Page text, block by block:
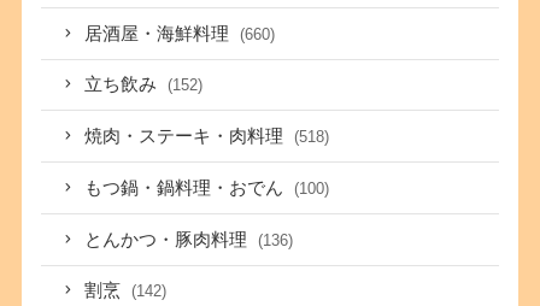
居酒屋・海鮮料理 (660)
立ち飲み (152)
焼肉・ステーキ・肉料理 (518)
もつ鍋・鍋料理・おでん (100)
とんかつ・豚肉料理 (136)
割烹 (142)